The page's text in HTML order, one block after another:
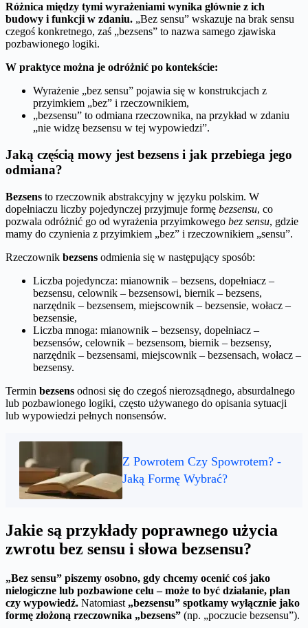
Różnica między tymi wyrażeniami wynika głównie z ich
budowy i funkcji w zdaniu. „Bez sensu” wskazuje na brak sensu
czegoś konkretnego, zaś „bezsens” to nazwa samego zjawiska
pozbawionego logiki.
W praktyce można je odróżnić po kontekście:
Wyrażenie „bez sensu” pojawia się w konstrukcjach z
przyimkiem „bez” i rzeczownikiem,
„bezsensu” to odmiana rzeczownika, na przykład w zdaniu
„nie widzę bezsensu w tej wypowiedzi”.
Jaką częścią mowy jest bezsens i jak przebiega jego
odmiana?
Bezsens to rzeczownik abstrakcyjny w języku polskim. W
dopełniaczu liczby pojedynczej przyjmuje formę bezsensu, co
pozwala odróżnić go od wyrażenia przyimkowego bez sensu, gdzie
mamy do czynienia z przyimkiem „bez” i rzeczownikiem „sensu”.
Rzeczownik bezsens odmienia się w następujący sposób:
Liczba pojedyncza: mianownik – bezsens, dopełniacz –
bezsensu, celownik – bezsensowi, biernik – bezsens,
narzędnik – bezsensem, miejscownik – bezsensie, wołacz –
bezsensie,
Liczba mnoga: mianownik – bezsensy, dopełniacz –
bezsensów, celownik – bezsensom, biernik – bezsensy,
narzędnik – bezsensami, miejscownik – bezsensach, wołacz –
bezsensy.
Termin bezsens odnosi się do czegoś nierozsądnego, absurdalnego
lub pozbawionego logiki, często używanego do opisania sytuacji
lub wypowiedzi pełnych nonsensów.
Z Powrotem Czy Spowrotem? -
Jaką Formę Wybrać?
Jakie są przykłady poprawnego użycia
zwrotu bez sensu i słowa bezsensu?
„Bez sensu” piszemy osobno, gdy chcemy ocenić coś jako
nielogiczne lub pozbawione celu – może to być działanie, plan
czy wypowiedź. Natomiast „bezsensu” spotkamy wyłącznie jako
formę złożoną rzeczownika „bezsens” (np. „poczucie bezsensu”).